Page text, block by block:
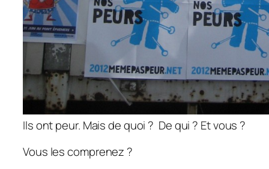
Ils ont peur. Mais de quoi ? De qui ? Et vous ?
Vous les comprenez ?